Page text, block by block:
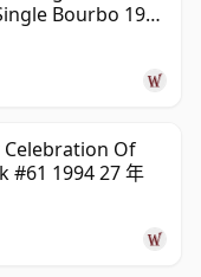
Bourbo 1995
Of
#61 1994 27 年